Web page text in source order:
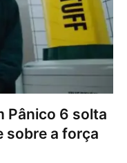
Pânico 6 solta
sobre a força